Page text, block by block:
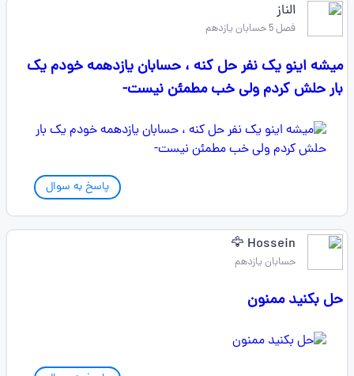
الناز
فصل 5 حسابان یازدهم
میشه اینو یک نفر حل کنه ، حسابان یازدهمه خودم یک
بار حلش کردم ولی خب مطمئن نیست-
پاسخ به سوال
Hossein 🦅
حسابان یازدهم
حل بکنید ممنون